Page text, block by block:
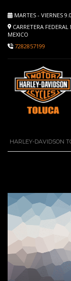
MARTES - VIERNES
CARRETERA
MEXICO
7282857199
HARLEY-DAVIDSON